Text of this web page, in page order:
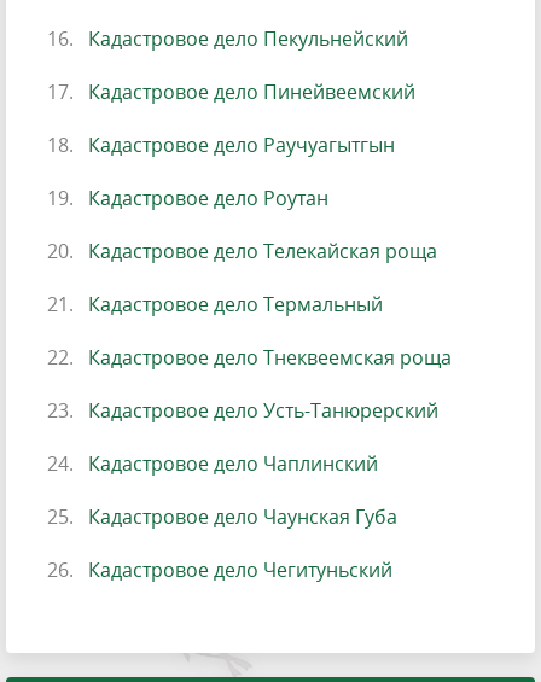
Кадастровое дело Пекульнейский
Кадастровое дело Пинейвеемский
Кадастровое дело Раучуагытгын
Кадастровое дело Роутан
Кадастровое дело Телекайская роща
Кадастровое дело Термальный
Кадастровое дело Тнеквеемская роща
Кадастровое дело Усть-Танюрерский
Кадастровое дело Чаплинский
Кадастровое дело Чаунская Губа
Кадастровое дело Чегитуньский